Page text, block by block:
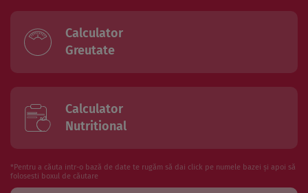
Calculator
Greutate
Calculator
Nutritional
*Pentru a căuta intr-o bază de date te rugăm să dai click pe numele bazei și apoi să
folosesti boxul de căutare